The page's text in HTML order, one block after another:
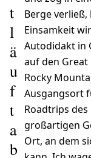
t
l
ä
u
f
t
a
b
Berge
Einsamkeit
Autodidakt in
auf den
Rocky
Ausgangsort
Roadtrips
großartigen
Ort, an dem